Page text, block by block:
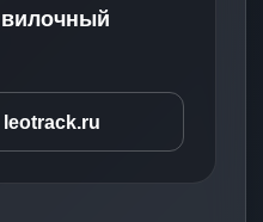
leotrack.ru